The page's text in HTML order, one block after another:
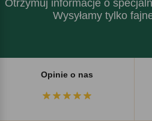
Otrzymuj informacje o
Wysyłamy tylko
Opinie o nas